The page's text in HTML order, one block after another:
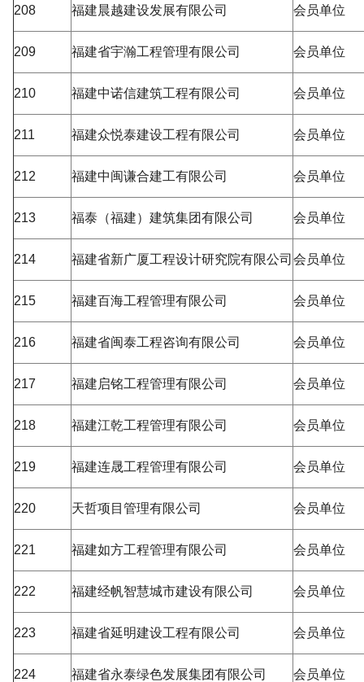
208 福建晨越建设发展有限公司 会员单位
209 福建省宇瀚工程管理有限公司 会员单位
210 福建中诺信建筑工程有限公司 会员单位
211 福建众悦泰建设工程有限公司 会员单位
212 福建中闽谦合建工有限公司 会员单位
213 福泰（福建）建筑集团有限公司 会员单位
214 福建省新广厦工程设计研究院有限公司 会员单位
215 福建百海工程管理有限公司 会员单位
216 福建省闽泰工程咨询有限公司 会员单位
217 福建启铭工程管理有限公司 会员单位
218 福建江乾工程管理有限公司 会员单位
219 福建连晟工程管理有限公司 会员单位
220 天哲项目管理有限公司 会员单位
221 福建如方工程管理有限公司 会员单位
222 福建经帆智慧城市建设有限公司 会员单位
223 福建省延明建设工程有限公司 会员单位
224 福建省永泰绿色发展集团有限公司 会员单位